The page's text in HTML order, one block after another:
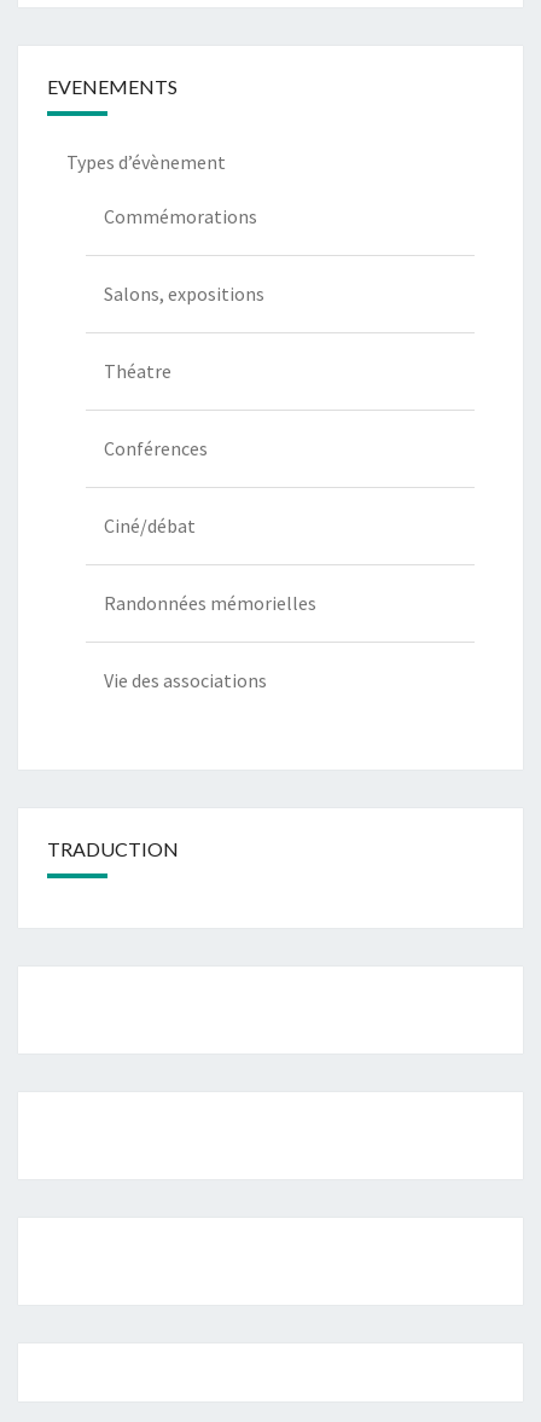
EVENEMENTS
Types d’évènement
Commémorations
Salons, expositions
Théatre
Conférences
Ciné/débat
Randonnées mémorielles
Vie des associations
TRADUCTION